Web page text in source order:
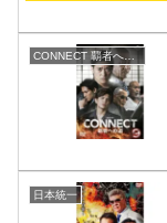
CONNECT 覇者への道
日本統一